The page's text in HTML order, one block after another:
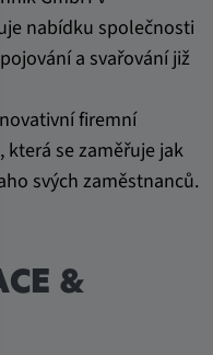
nabídku společnosti
a svařování již
firemní
se zaměřuje jak
svých zaměstnanců.
&